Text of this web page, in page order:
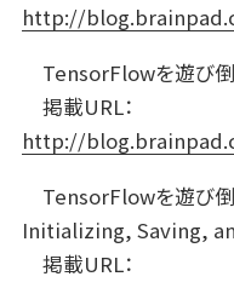
http://
TensorFlowを遊び倒
掲載URL：
http://
TensorFlowを遊び
Initializing, Saving,
掲載URL：